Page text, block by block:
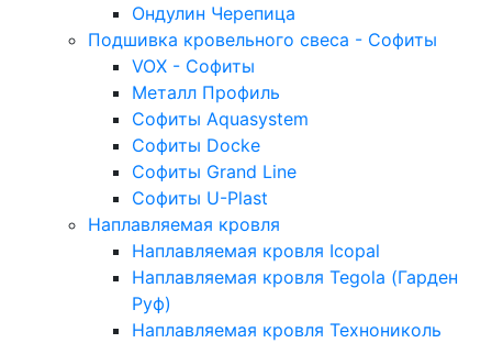
Ондулин Черепица
Подшивка кровельного свеса - Софиты
VOX - Софиты
Металл Профиль
Софиты Aquasystem
Софиты Docke
Софиты Grand Line
Софиты U-Plast
Наплавляемая кровля
Наплавляемая кровля Icopal
Наплавляемая кровля Tegola (Гарден
Руф)
Наплавляемая кровля Технониколь